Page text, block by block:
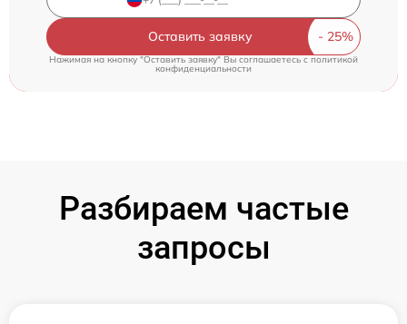
Оставить заявку
Нажимая на кнопку "Оставить заявку" Вы соглашаетесь cполитикой
конфиденциальности
Разбираем частые
запросы